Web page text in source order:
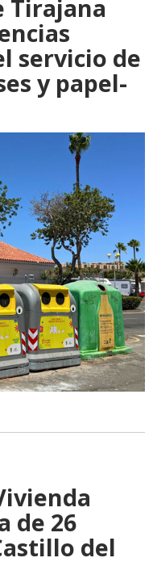
Tirajana
servicio de
y papel-
de 26
del